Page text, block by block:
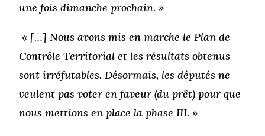
une fois dimanche prochain. »
« […] Nous avons mis en marche le Plan de
Contrôle Territorial et les résultats obtenus
sont irréfutables. Désormais, les députés ne
veulent pas voter en faveur (du prêt) pour que
nous mettions en place la phase III. »